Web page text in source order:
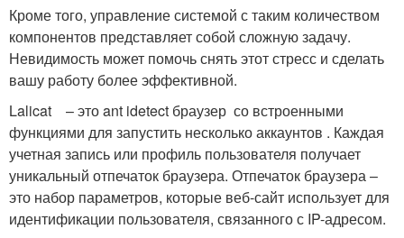
Кроме того, управление системой с таким количеством
компонентов представляет собой сложную задачу.
Невидимость может помочь снять этот стресс и сделать
вашу работу более эффективной.
Lalicat – это ant idetect браузер со встроенными
функциями для запустить несколько аккаунтов . Каждая
учетная запись или профиль пользователя получает
уникальный отпечаток браузера. Отпечаток браузера –
это набор параметров, которые веб-сайт использует для
идентификации пользователя, связанного с IP-адресом.